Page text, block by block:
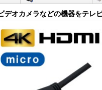
デオカメラなどの機器をテレ